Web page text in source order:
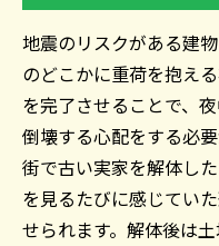
地震のリスクがある建
のどこかに重荷を抱え
を完了させることで、
倒壊する心配をする必
街で古い実家を解体し
を見るたびに感じてい
せられます。解体後は